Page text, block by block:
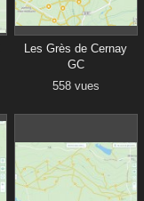
Les Grès de Cernay
GC
558 vues